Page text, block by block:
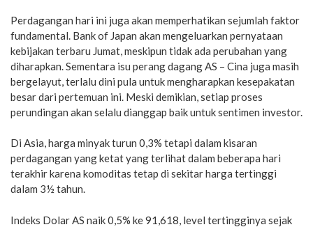
Perdagangan hari ini juga akan memperhatikan sejumlah faktor
fundamental. Bank of Japan akan mengeluarkan pernyataan
kebijakan terbaru Jumat, meskipun tidak ada perubahan yang
diharapkan. Sementara isu perang dagang AS – Cina juga masih
bergelayut, terlalu dini pula untuk mengharapkan kesepakatan
besar dari pertemuan ini. Meski demikian, setiap proses
perundingan akan selalu dianggap baik untuk sentimen investor.
Di Asia, harga minyak turun 0,3% tetapi dalam kisaran
perdagangan yang ketat yang terlihat dalam beberapa hari
terakhir karena komoditas tetap di sekitar harga tertinggi
dalam 3½ tahun.
Indeks Dolar AS naik 0,5% ke 91,618, level tertingginya sejak